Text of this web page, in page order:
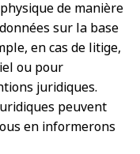
de manière
sur la base
en cas de litige,
ou pour
juridiques.
peuvent
en informerons